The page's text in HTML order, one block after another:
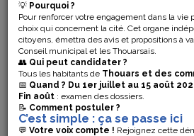
💡 Pourquoi ?
Pour renforcer votre engagement dans la
choix qui concernent la cité. Cet organe
citoyens, émettra des avis et propositions à
Conseil municipal et les Thouarsais.
👥 Qui peut candidater ?
Tous les habitants de Thouars et des
📅 Quand ? Du 1er juillet au 15 août
Fin août : examen des dossiers.
📝 Comment postuler ?
C’est simple : ça se passe ici
💬 Votre voix compte ! Rejoignez cette
ALERTE
CANICULE
SOYEZ
VIGILANTS !